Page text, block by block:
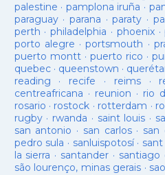
palestine · pamplona iruña ·
paraguay· parana ·paraty ·
perth ·philadelphia · phoenix·
porto alegre ·portsmouth ·
puerto montt· puerto rico ·
quebec· queenstown ·
reading · recife · reims·
centreafricana · reunion · rio
rosario · rostock · rotterdam ·
rugby· rwanda · saint louis ·
san antonio · san carlos· san
pedro sula · sanluispotosí·
la sierra · santander · santiago
são lourenço, minas gerais ·